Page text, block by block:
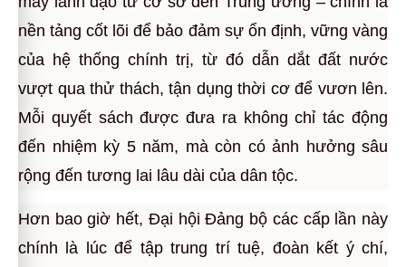
nền tảng cốt lõi để bảo đảm sự ổn định, vững vàng
của hệ thống chính trị, từ đó dẫn dắt đất nước
vượt qua thử thách, tận dụng thời cơ để vươn lên.
Mỗi quyết sách được đưa ra không chỉ tác động
đến nhiệm kỳ 5 năm, mà còn có ảnh hưởng sâu
rộng đến tương lai lâu dài của dân tộc.
Hơn bao giờ hết, Đại hội Đảng bộ các cấp lần này
chính là lúc để tập trung trí tuệ, đoàn kết ý chí,